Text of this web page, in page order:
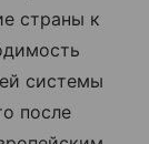
страны к
системы
после